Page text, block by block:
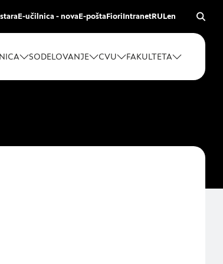
E-učilnica - novaE-poštaFioriIntranetRULen
SODELOVANJE CVU FAKULTETA